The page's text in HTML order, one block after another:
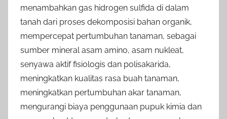
menambahkan gas hidrogen sulfida di dalam
tanah dari proses dekomposisi bahan organik,
mempercepat pertumbuhan tanaman, sebagai
sumber mineral asam amino, asam nukleat,
senyawa aktif fisiologis dan polisakarida,
meningkatkan kualitas rasa buah tanaman,
meningkatkan pertumbuhan akar tanaman,
mengurangi biaya penggunaan pupuk kimia dan